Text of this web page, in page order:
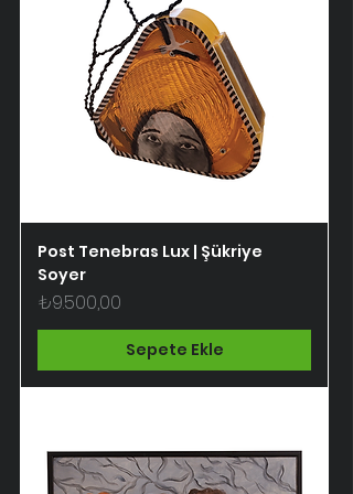
Post Tenebras Lux | Şükriye
Soyer
Fiyat
₺9.500,00
Sepete Ekle